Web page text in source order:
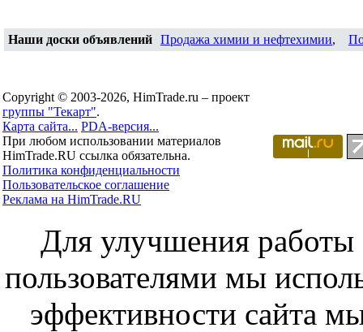
Наши доски объявлений Продажа химии и нефтехимии,
Copyright © 2003-2026, HimTrade.ru – проект
группы "Текарт".
Карта сайта... PDA-версия...
При любом использовании материалов
HimTrade.RU ссылка обязательна.
Политика конфиденциальности
Пользовательское соглашение
Реклама на HimTrade.RU
Для улучшения работы
пользователями мы
эффективности сайта